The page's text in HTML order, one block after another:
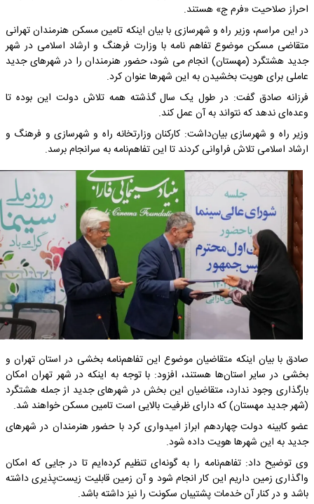
احراز صلاحیت «فرم ج» هستند.
در این مراسم، وزیر راه و شهرسازی با بیان اینکه تامین مسکن هنرمندان تهرانی
متقاضی مسکن موضوع تفاهم نامه با وزارت فرهنگ و ارشاد اسلامی در شهر
جدید هشتگرد (مهستان) انجام می شود، حضور هنرمندان را در شهرهای جدید
عاملی برای هویت بخشیدن به این شهرها عنوان کرد.
فرزانه صادق گفت: در طول یک سال گذشته همه تلاش دولت این بوده تا
وعده‌ای ندهد که نتواند به آن عمل کند.
وزیر راه و شهرسازی بیان‌داشت: کارکنان وزارتخانه راه و شهرسازی و فرهنگ و
ارشاد اسلامی تلاش فراوانی کردند تا این تفاهم‌نامه به سرانجام برسد.
صادق با بیان اینکه متقاضیان موضوع این تفاهم‌نامه بخشی در استان تهران و
بخشی در سایر استان‌ها هستند، افزود: با توجه به اینکه در شهر تهران امکان
بارگذاری وجود ندارد، متقاضیان این بخش در شهرهای جدید از جمله هشتگرد
(شهر جدید مهستان) که دارای ظرفیت بالایی است تامین مسکن خواهند شد.
عضو کابینه دولت چهاردهم ابراز امیدواری کرد با حضور هنرمندان در شهرهای
جدید به این شهرها هویت داده شود.
وی توضیح داد: تفاهم‌نامه را به گونه‌ای تنظیم کرده‌ایم تا در جایی که امکان
واگذاری زمین داریم این کار انجام شود و آن زمین قابلیت زیست‌پذیری داشته
باشد و در کنار آن خدمات پشتیبان سکونت را نیز داشته باشد.